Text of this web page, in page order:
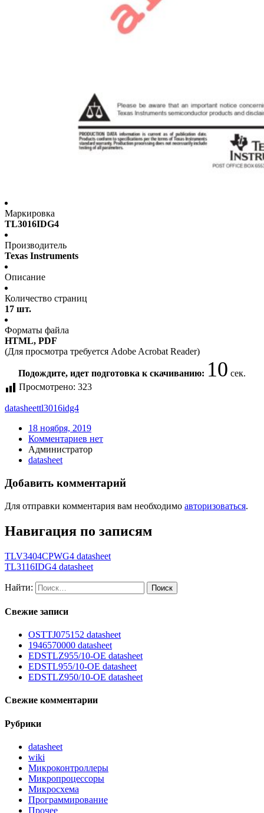
Маркировка
TL3016IDG4
Производитель
Texas Instruments
Описание
Количество страниц
17 шт.
Форматы файла
HTML, PDF
(Для просмотра требуется Adobe Acrobat Reader)
Подождите, идет подготовка к скачиванию: 10 сек.
Просмотрено: 323
datasheettl3016idg4
18 ноября, 2019
Комментариев нет
Администратор
datasheet
Добавить комментарий
Для отправки комментария вам необходимо авторизоваться.
Навигация по записям
TLV3404CPWG4 datasheet
TL3116IDG4 datasheet
Найти:
Свежие записи
OSTTJ075152 datasheet
1946570000 datasheet
EDSTLZ955/10-OE datasheet
EDSTL955/10-OE datasheet
EDSTLZ950/10-OE datasheet
Свежие комментарии
Рубрики
datasheet
wiki
Микроконтроллеры
Микропроцессоры
Микросхема
Программирование
Прочее